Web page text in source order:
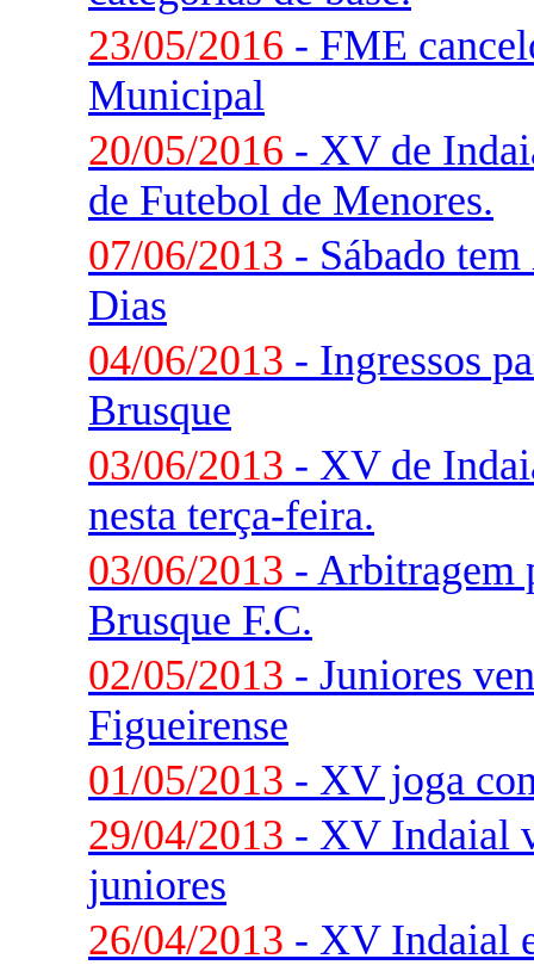
23/05/2016 - FME
Municipal
20/05/2016 - XV de
de Futebol de Menores.
07/06/2013 - Sábado
Dias
04/06/2013 - Ingressos
Brusque
03/06/2013 - XV de
nesta terça-feira.
03/06/2013 - Arbitragem
Brusque F.C.
02/05/2013 - Juniores
Figueirense
01/05/2013 - XV joga
29/04/2013 - XV Indaial
juniores
26/04/2013 - XV Indaial